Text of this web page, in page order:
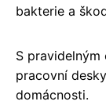
bakterie a
S
pracovní
domácnosti.